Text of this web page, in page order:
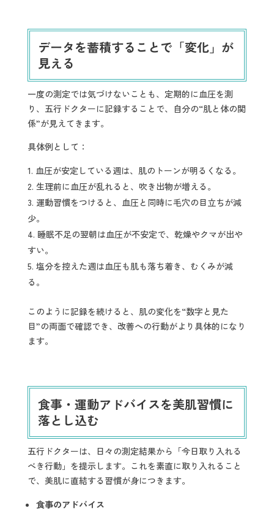
データを蓄積することで「変化」が
見える
一度の測定では気づけないことも、定期的に血圧を測
り、五行ドクターに記録することで、自分の“肌と体の関
係”が見えてきます。
具体例として：
血圧が安定している週は、肌のトーンが明るくなる。
生理前に血圧が乱れると、吹き出物が増える。
運動習慣をつけると、血圧と同時に毛穴の目立ちが減
少。
睡眠不足の翌朝は血圧が不安定で、乾燥やクマが出や
すい。
塩分を控えた週は血圧も肌も落ち着き、むくみが減
る。
このように記録を続けると、肌の変化を“数字と見た
目”の両面で確認でき、改善への行動がより具体的になり
ます。
食事・運動アドバイスを美肌習慣に
落とし込む
五行ドクターは、日々の測定結果から「今日取り入れる
べき行動」を提示します。これを素直に取り入れること
で、美肌に直結する習慣が身につきます。
食事のアドバイス